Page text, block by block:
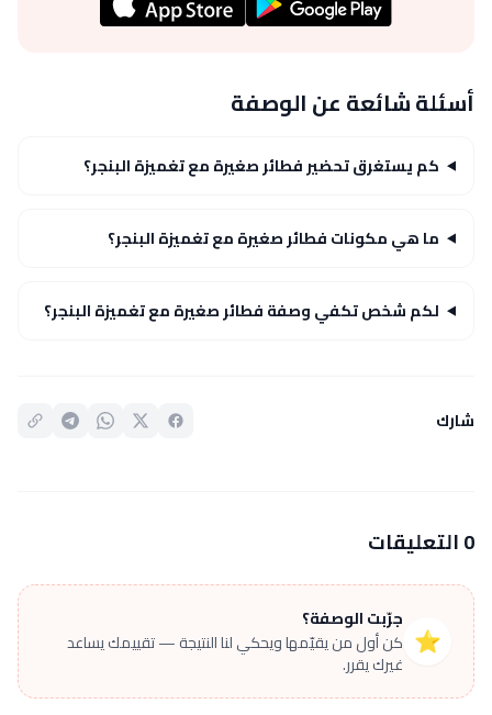
أسئلة شائعة عن الوصفة
كم يستغرق تحضير فطائر صغيرة مع تغميزة البنجر؟
ما هي مكونات فطائر صغيرة مع تغميزة البنجر؟
لكم شخص تكفي وصفة فطائر صغيرة مع تغميزة البنجر؟
شارك
0 التعليقات
⭐
جرّبت الوصفة؟
كن أول من يقيّمها ويحكي لنا النتيجة — تقييمك يساعد
غيرك يقرر.